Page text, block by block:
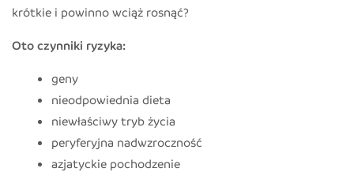
krótkie i powinno wciąż rosnąć?
Oto czynniki ryzyka:
geny
nieodpowiednia dieta
niewłaściwy tryb życia
peryferyjna nadwzroczność
azjatyckie pochodzenie